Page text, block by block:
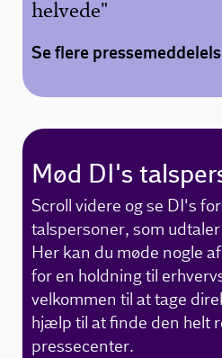
helvede"
Se flere
Mød DI's
Scroll videre og se DI's
talspersoner, som
Her kan du møde nogle
for en holdning til
velkommen til at tage
hjælp til at finde den helt
pressecenter.